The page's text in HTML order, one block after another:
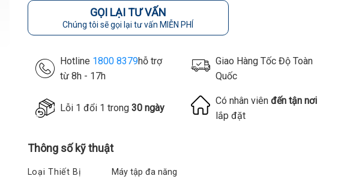
GỌI LẠI TƯ VẤN
Chúng tôi sẽ gọi lại tư vấn MIỄN PHÍ
Hotline 1800 8379hỗ trợ
từ 8h - 17h
Giao Hàng Tốc Độ Toàn
Quốc
Lỗi 1 đổi 1 trong30 ngày
Có nhân viên đến tận nơi
lắp đặt
Thông số kỹ thuật
Loại Thiết Bị
Máy tập đa năng